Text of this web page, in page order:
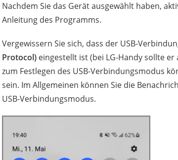
Nachdem Sie das Gerät ausgewählt haben,
Anleitung des Programms.
Vergewissern Sie sich, dass der USB-
Protocol) eingestellt ist (bei LG-Handy sollte er
zum Festlegen des USB-Verbindungsmodus
sein. Im Allgemeinen können Sie die
USB-Verbindungsmodus.